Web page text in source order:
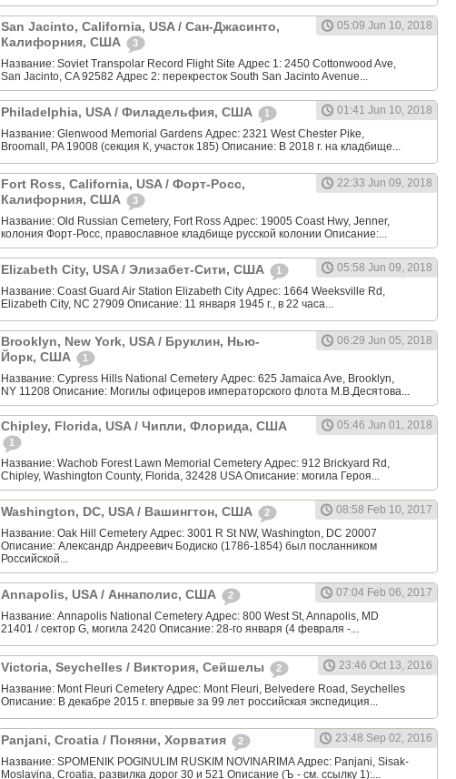
San Jacinto, California, USA / Сан-Джасинто,
Калифорния, США
3
05:09 Jun 10, 2018
Название: Soviet Transpolar Record Flight Site Адрес 1: 2450 Cottonwood Ave,
San Jacinto, CA 92582 Адрес 2: перекресток South San Jacinto Avenue...
Philadelphia, USA / Филадельфия, США 1
01:41 Jun 10, 2018
Название: Glenwood Memorial Gardens Адрес: 2321 West Chester Pike,
Broomall, PA 19008 (секция К, участок 185) Описание: В 2018 г. на кладбище...
Fort Ross, California, USA / Форт-Росс,
Калифорния, США
3
22:33 Jun 09, 2018
Название: Old Russian Cemetery, Fort Ross Адрес: 19005 Coast Hwy, Jenner,
колония Форт-Росс, православное кладбище русской колонии Описание:...
Elizabeth City, USA / Элизабет-Сити, США 1
05:58 Jun 09, 2018
Название: Coast Guard Air Station Elizabeth City Адрес: 1664 Weeksville Rd,
Elizabeth City, NC 27909 Описание: 11 января 1945 г., в 22 часа...
Brooklyn, New York, USA / Бруклин, Нью-
Йорк, США
1
06:29 Jun 05, 2018
Название: Cypress Hills National Cemetery Адрес: 625 Jamaica Ave, Brooklyn,
NY 11208 Описание: Могилы офицеров императорского флота М.В.Десятова...
Chipley, Florida, USA / Чипли, Флорида, США
1
05:46 Jun 01, 2018
Название: Wachob Forest Lawn Memorial Cemetery Адрес: 912 Brickyard Rd,
Chipley, Washington County, Florida, 32428 USA Описание: могила Героя...
Washington, DC, USA / Вашингтон, США 2
08:58 Feb 10, 2017
Название: Oak Hill Cemetery Адрес: 3001 R St NW, Washington, DC 20007
Описание: Александр Андреевич Бодиско (1786-1854) был посланником
Российской...
Annapolis, USA / Аннаполис, США 2
07:04 Feb 06, 2017
Название: Annapolis National Cemetery Адрес: 800 West St, Annapolis, MD
21401 / сектор G, могила 2420 Описание: 28-го января (4 февраля -...
Victoria, Seychelles / Виктория, Сейшелы 2
23:46 Oct 13, 2016
Название: Mont Fleuri Cemetery Адрес: Mont Fleuri, Belvedere Road, Seychelles
Описание: В декабре 2015 г. впервые за 99 лет российская экспедиция...
Panjani, Croatia / Поняни, Хорватия 2
23:48 Sep 02, 2016
Название: SPOMENIK POGINULIM RUSKIM NOVINARIMA Адрес: Panjani, Sisak-
Moslavina, Croatia, развилка дорог 30 и 521 Описание (Ъ - см. ссылку 1):...